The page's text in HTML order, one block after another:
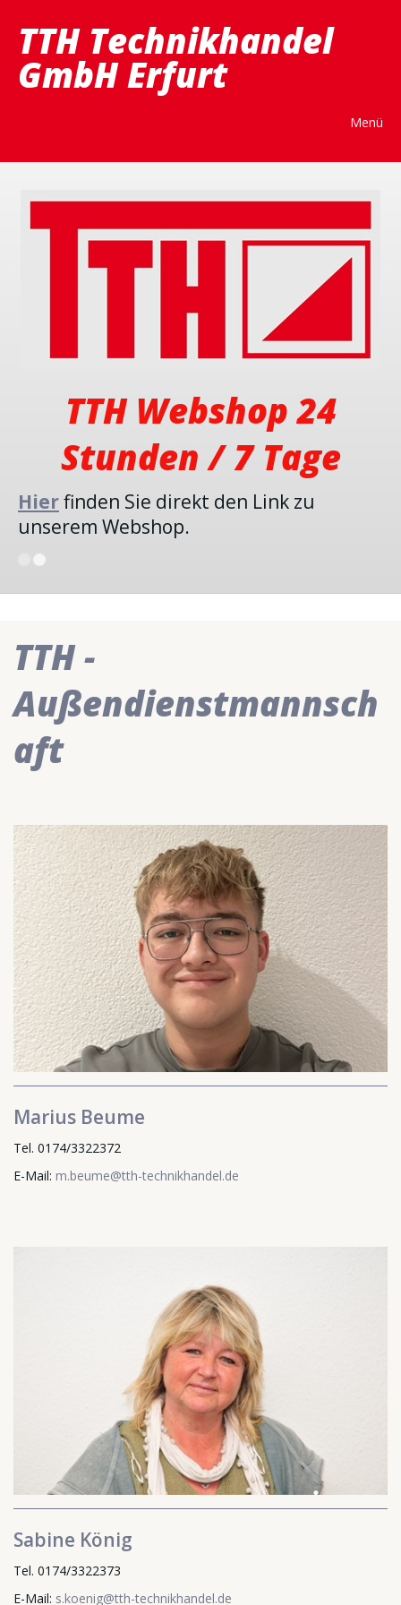
TTH Technikhandel
GmbH Erfurt
Menü
TTH Webshop 24
Stunden / 7 Tage
Hierfinden Sie direkt den Link zu
unserem Webshop.
TTH -
Außendienstmannsch
aft
Marius Beume
Tel. 0174/3322372
E-Mail: m.beume@tth-technikhandel.de
Sabine König
Tel. 0174/3322373
E-Mail: s.koenig@tth-technikhandel.de